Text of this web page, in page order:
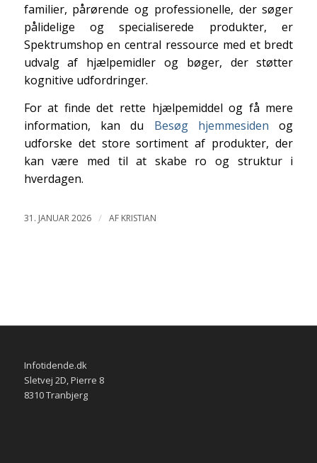
familier, pårørende og professionelle, der søger
pålidelige og specialiserede produkter, er
Spektrumshop en central ressource med et bredt
udvalg af hjælpemidler og bøger, der støtter
kognitive udfordringer.
For at finde det rette hjælpemiddel og få mere
information, kan du Besøg hjemmesiden og
udforske det store sortiment af produkter, der
kan være med til at skabe ro og struktur i
hverdagen.
31. JANUAR 2026 / AF KRISTIAN
Infotidende.dk
Sletvej 2D, Pierre 8
8310 Tranbjerg